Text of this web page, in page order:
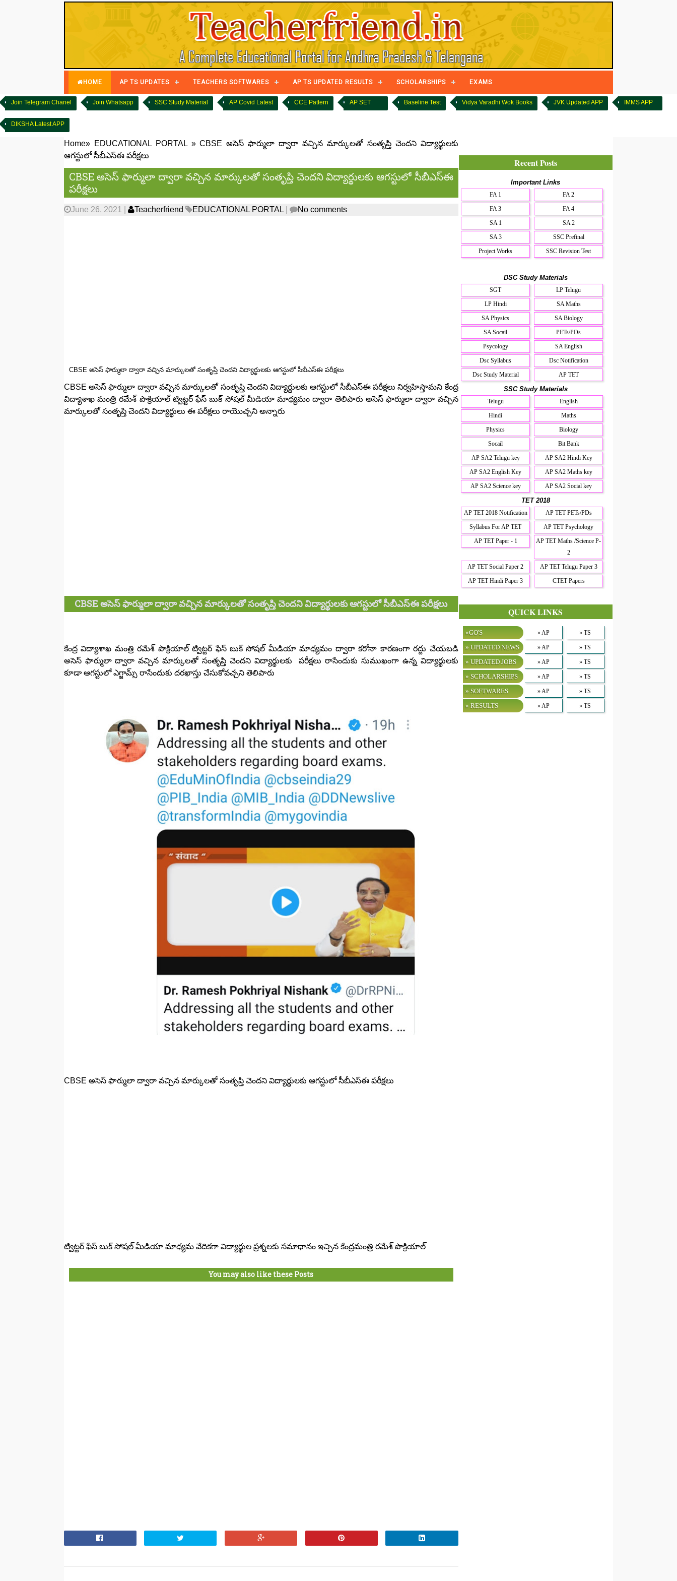
HOME AP TS UPDATES TEACHERS SOFTWARES AP TS UPDATED RESULTS SCHOLARSHIPS EXAMS
Join Telegram Chanel Join Whatsapp SSC Study Material AP Covid Latest CCE Pattern AP SET Baseline Test Vidya Varadhi Wok Books JVK Updated APP IMMS APP
DIKSHA Latest APP
Home» EDUCATIONAL PORTAL »CBSE అసెస్ ఫార్ములా ద్వారా వచ్చిన మార్కులతో సంతృప్తి చెందని విద్యార్థులకు
ఆగస్టులో సీబీఎస్ఈ పరీక్షలు
CBSE అసెస్ ఫార్ములా ద్వారా వచ్చిన మార్కులతో సంతృప్తి చెందని విద్యార్థులకు ఆగస్టులో సీబీఎస్ఈ
పరీక్షలు
June 26, 2021 Teacherfriend EDUCATIONAL PORTAL| No comments
CBSE అసెస్ ఫార్ములా ద్వారా వచ్చిన మార్కులతో సంతృప్తి చెందని విద్యార్థులకు ఆగస్టులో సీబీఎస్ఈ పరీక్షలు
CBSE అసెస్ ఫార్ములా ద్వారా వచ్చిన మార్కులతో సంతృప్తి చెందని విద్యార్థులకు ఆగస్టులో సీబీఎస్ఈ పరీక్షలు నిర్వహిస్తామని కేంద్ర
విద్యాశాఖ మంత్రి రమేశ్ పొక్రియాల్ ట్విట్టర్ ఫేస్ బుక్ సోషల్ మీడియా మాధ్యమం ద్వారా తెలిపారు అసెస్ ఫార్ములా ద్వారా వచ్చిన
మార్కులతో సంతృప్తి చెందని విద్యార్థులు ఈ పరీక్షలు రాయొచ్చని అన్నారు
CBSE అసెస్ ఫార్ములా ద్వారా వచ్చిన మార్కులతో సంతృప్తి చెందని విద్యార్థులకు ఆగస్టులో సీబీఎస్ఈ పరీక్షలు
కేంద్ర విద్యాశాఖ మంత్రి రమేశ్ పొక్రియాల్ ట్విట్టర్ ఫేస్ బుక్ సోషల్ మీడియా మాధ్యమం ద్వారా కరోనా కారణంగా రద్దు చేయబడి
అసెస్ ఫార్ములా ద్వారా వచ్చిన మార్కులతో సంతృప్తి చెందని విద్యార్థులకు పరీక్షలు రాసేందుకు సుముఖంగా ఉన్న విద్యార్థులకు
కూడా ఆగస్టులో ఎగ్జామ్స్ రాసేందుకు దరఖాస్తు చేసుకోవచ్చని తెలిపారు
CBSE అసెస్ ఫార్ములా ద్వారా వచ్చిన మార్కులతో సంతృప్తి చెందని విద్యార్థులకు ఆగస్టులో సీబీఎస్ఈ పరీక్షలు
ట్విట్టర్ ఫేస్ బుక్ సోషల్ మీడియా మాధ్యమ వేదికగా విద్యార్థుల ప్రశ్నలకు సమాధానం ఇచ్చిన కేంద్రమంత్రి రమేశ్ పొక్రియాల్
You may also like these Posts
Recent Posts
Important Links
FA 1
FA 2
FA 3
FA 4
SA 1
SA 2
SA 3
SSC Prefinal
Project Works
SSC Revision Test
DSC Study Materials
SGT
LP Telugu
LP Hindi
SA Maths
SA Physics
SA Biology
SA Socail
PETs/PDs
Psycology
SA English
Dsc Syllabus
Dsc Notification
Dsc Study Material
AP TET
SSC Study Materials
Telugu
English
Hindi
Maths
Physics
Biology
Socail
Bit Bank
AP SA2 Telugu key
AP SA2 Hindi Key
AP SA2 English Key
AP SA2 Maths key
AP SA2 Science key
AP SA2 Social key
TET 2018
AP TET 2018 Notification
AP TET PETs/PDs
Syllabus For AP TET
AP TET Psychology
AP TET Paper - 1
AP TET Maths /Science P-
2
AP TET Social Paper 2
AP TET Telugu Paper 3
AP TET Hindi Paper 3
CTET Papers
QUICK LINKS
»GO'S » AP » TS
» UPDATED NEWS » AP » TS
» UPDATED JOBS » AP » TS
» SCHOLARSHIPS » AP » TS
» SOFTWARES » AP » TS
» RESULTS » AP » TS